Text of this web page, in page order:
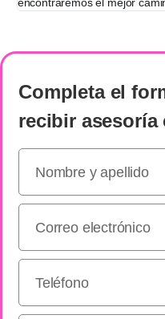
Completa el
recibir asesoría